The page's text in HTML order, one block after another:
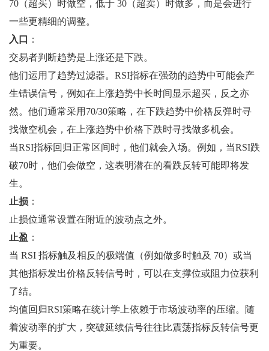
70（超买）时做空，低于 30（超卖）时做多，而是会进行
一些更精细的调整。
入口
：
交易者判断趋势是上涨还是下跌。
他们运用了趋势过滤器。RSI指标在强劲的趋势中可能会产
生错误信号，例如在上涨趋势中长时间显示超买，反之亦
然。他们通常采用70/30策略，在下跌趋势中价格反弹时寻
找做空机会，在上涨趋势中价格下跌时寻找做多机会。
当RSI指标回归正常区间时，他们就会入场。例如，当RSI跌
破70时，他们会做空，这表明潜在的看跌反转可能即将发
生。
止损 ：
止损位通常设置在附近的波动点之外。
止盈 ：
当 RSI 指标触及相反的极端值（例如做多时触及 70）或当
其他指标发出价格反转信号时，可以在支撑位或阻力位获利
了结。
均值回归RSI策略在统计学上依赖于市场波动率的压缩。随
着波动率的扩大，突破延续信号往往比震荡指标反转信号更
为重要。